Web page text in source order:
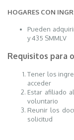
HOGARES CON
Pueden
y 435 SMMLV
Requisitos para
Tener los
acceder
Estar afiliado
voluntario
Reunir los
solicitud